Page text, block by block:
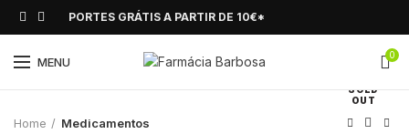
PORTES GRÁTIS A PARTIR DE 10€*
MENU 0
SOLD
OUT
Click to enlarge
Home Medicamentos